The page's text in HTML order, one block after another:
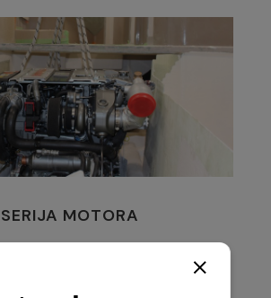
MOTORA
MOTORA IDEALNA JE ZA